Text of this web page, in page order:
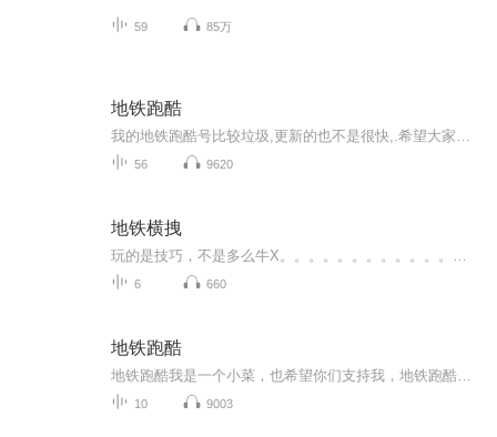
59 85万
地铁跑酷
56 9620
地铁横拽
6 660
地铁跑酷
10 9003